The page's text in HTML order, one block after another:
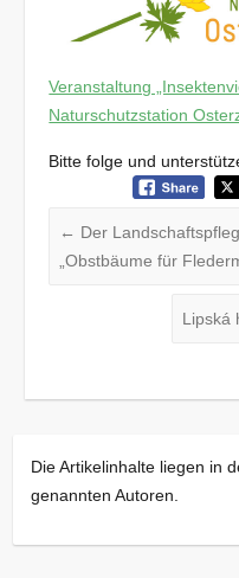
Veranstaltung
Naturschutzstation
Bitte folge und
← Der
„Obstbäume für
Lipská
Die Artikelinhalte liegen in
genannten Autoren.